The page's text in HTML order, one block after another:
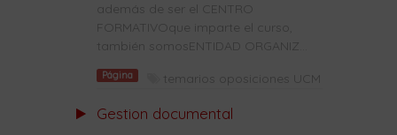
además de ser el CENTRO
FORMATIVOque imparte el curso,
también somosENTIDAD ORGANIZ...
Página temarios oposiciones UCM
Gestion documental